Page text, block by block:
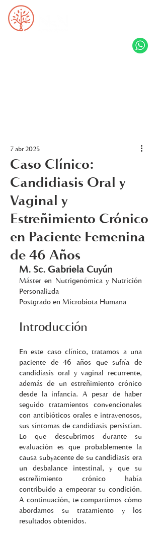
Caso Clínico:
Candidiasis Oral y
Vaginal y
Estreñimiento Crónico
en Paciente Femenina
de 46 Años
7 abr 2025
M. Sc. Gabriela Cuyún
Máster en Nutrigenómica y Nutrición
Personalizda
Postgrado en Microbiota Humana
Introducción
En este caso clínico, tratamos a una
paciente de 46 años que sufría de
candidiasis oral y vaginal recurrente,
además de un estreñimiento crónico
desde la infancia. A pesar de haber
seguido tratamientos convencionales
con antibióticos orales e intravenosos,
sus síntomas de candidiasis persistían.
Lo que descubrimos durante su
evaluación es que probablemente la
causa subyacente de su candidiasis era
un desbalance intestinal, y que su
estreñimiento crónico había
contribuido a empeorar su condición.
A continuación, te compartimos cómo
abordamos su tratamiento y los
resultados obtenidos.